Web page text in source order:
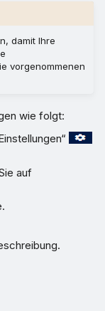
damit Ihre
vorgenommenen
wie folgt:
auf